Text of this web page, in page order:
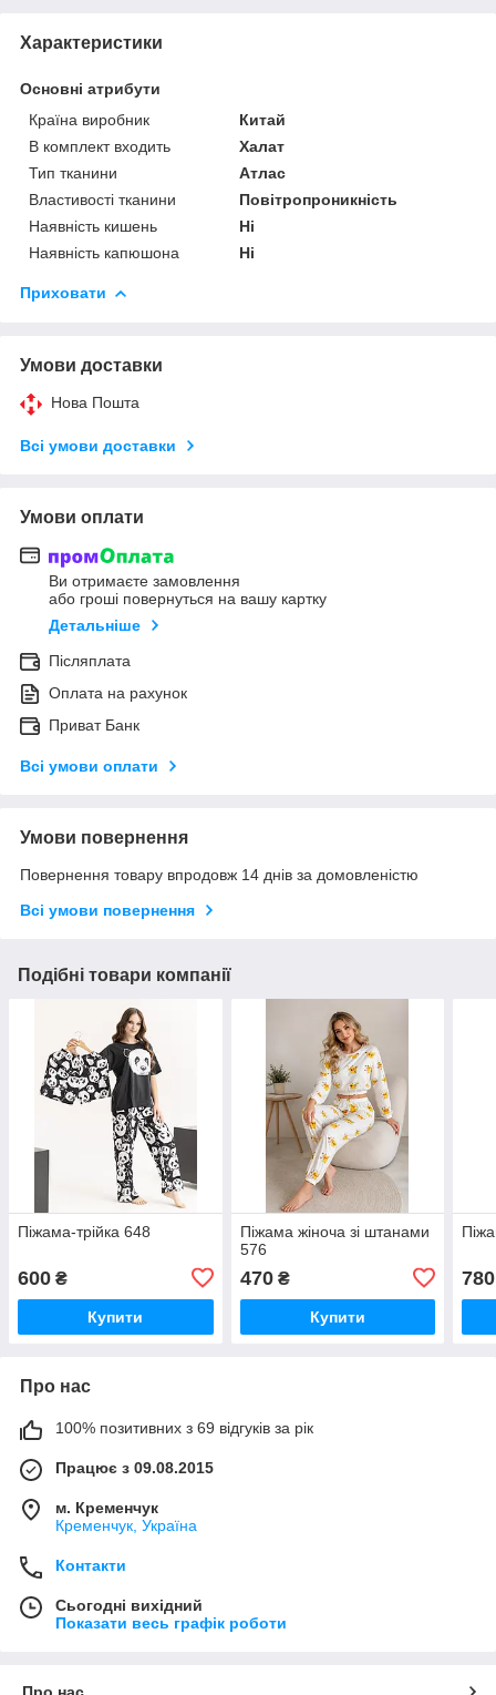
Характеристики
Основні атрибути
Країна виробник
Китай
В комплект входить
Халат
Тип тканини
Атлас
Властивості тканини
Повітропроникність
Наявність кишень
Ні
Наявність капюшона
Ні
Приховати
Умови доставки
Нова Пошта
Всі умови доставки
Умови оплати
Ви отримаєте замовлення
або гроші повернуться на вашу картку
Детальніше
Післяплата
Оплата на рахунок
Приват Банк
Всі умови оплати
Умови повернення
Повернення товару впродовж 14 днів за домовленістю
Всі умови повернення
Подібні товари компанії
Піжама-трійка 648
600 ₴
Купити
Піжама жіноча зі штанами
576
470₴
Купити
780
Про нас
100% позитивних з 69 відгуків за рік
Працює з 09.08.2015
м. Кременчук
Кременчук, Україна
Контакти
Сьогодні вихідний
Показати весь графік роботи